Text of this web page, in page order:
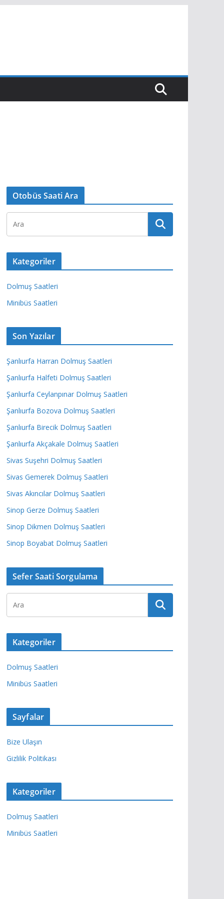
Otobüs Saati Ara
Kategoriler
Dolmuş Saatleri
Minibüs Saatleri
Son Yazılar
Şanlıurfa Harran Dolmuş Saatleri
Şanlıurfa Halfeti Dolmuş Saatleri
Şanlıurfa Ceylanpınar Dolmuş Saatleri
Şanlıurfa Bozova Dolmuş Saatleri
Şanlıurfa Birecik Dolmuş Saatleri
Şanlıurfa Akçakale Dolmuş Saatleri
Sivas Suşehri Dolmuş Saatleri
Sivas Gemerek Dolmuş Saatleri
Sivas Akıncılar Dolmuş Saatleri
Sinop Gerze Dolmuş Saatleri
Sinop Dikmen Dolmuş Saatleri
Sinop Boyabat Dolmuş Saatleri
Sefer Saati Sorgulama
Kategoriler
Dolmuş Saatleri
Minibüs Saatleri
Sayfalar
Bize Ulaşın
Gizlilik Politikası
Kategoriler
Dolmuş Saatleri
Minibüs Saatleri